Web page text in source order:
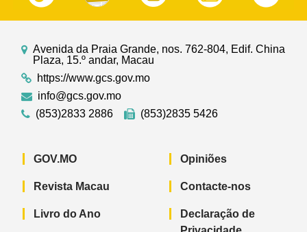
Avenida da Praia Grande, nos. 762-804, Edif. China
Plaza, 15.º andar, Macau
https://www.gcs.gov.mo
info@gcs.gov.mo
(853)2833 2886
(853)2835 5426
GOV.MO
Revista Macau
Livro do Ano
Opiniões
Contacte-nos
Declaração de